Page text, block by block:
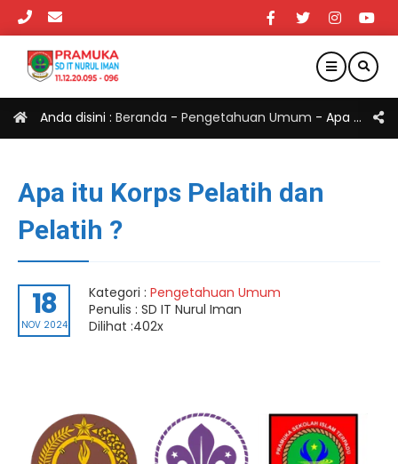
Anda disini : Beranda - Pengetahuan Umum - Apa itu Korps Pelatih dan Pelatih ?
Apa itu Korps Pelatih dan
Pelatih ?
18
NOV 2024
Kategori : Pengetahuan Umum
Penulis : SD IT Nurul Iman
Dilihat :402x